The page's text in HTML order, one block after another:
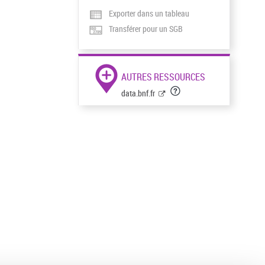
Exporter dans un tableau
Transférer pour un SGB
AUTRES RESSOURCES
data.bnf.fr